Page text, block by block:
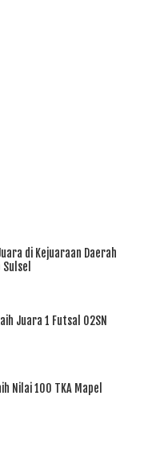
di Kejuaraan Daerah
Juara 1 Futsal O2SN
Nilai 100 TKA Mapel